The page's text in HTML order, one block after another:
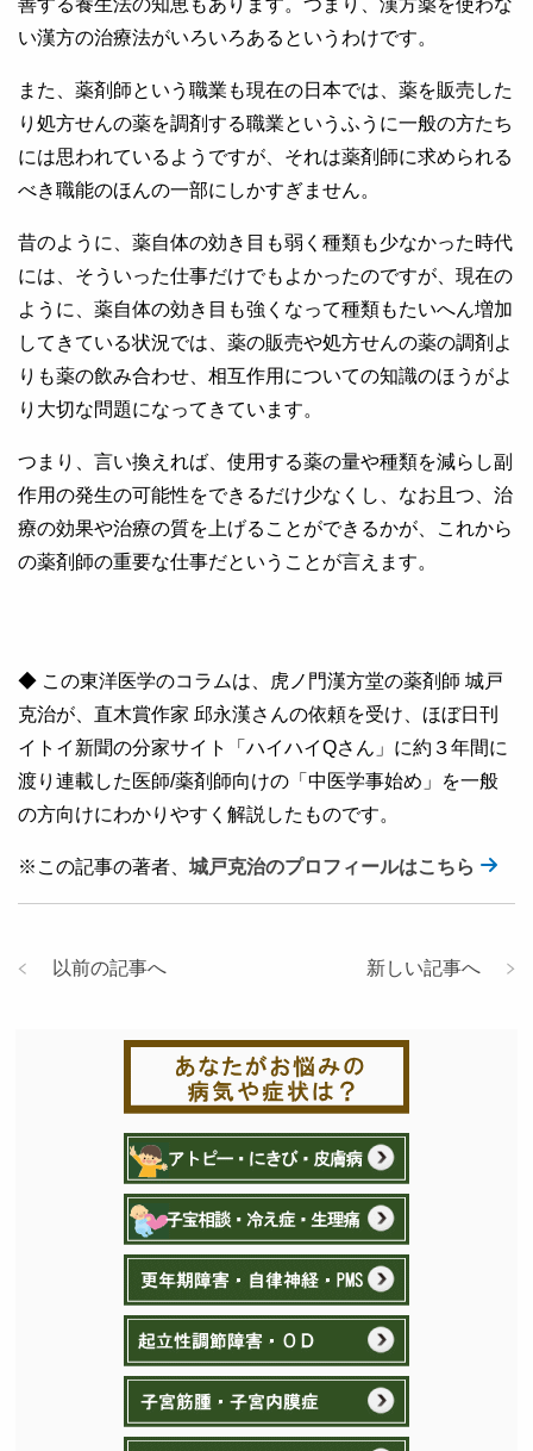
い漢方の治療法がいろいろあるというわけです。
また、薬剤師という職業も現在の日本では、薬を販売した
り処方せんの薬を調剤する職業というふうに一般の方たち
には思われているようですが、それは薬剤師に求められる
べき職能のほんの一部にしかすぎません。
昔のように、薬自体の効き目も弱く種類も少なかった時代
には、そういった仕事だけでもよかったのですが、現在の
ように、薬自体の効き目も強くなって種類もたいへん増加
してきている状況では、薬の販売や処方せんの薬の調剤よ
りも薬の飲み合わせ、相互作用についての知識のほうがよ
り大切な問題になってきています。
つまり、言い換えれば、使用する薬の量や種類を減らし副
作用の発生の可能性をできるだけ少なくし、なお且つ、治
療の効果や治療の質を上げることができるかが、これから
の薬剤師の重要な仕事だということが言えます。
◆ この東洋医学のコラムは、虎ノ門漢方堂の薬剤師 城戸
克治が、直木賞作家 邱永漢さんの依頼を受け、ほぼ日刊
イトイ新聞の分家サイト「ハイハイQさん」に約３年間に
渡り連載した医師/薬剤師向けの「中医学事始め」を一般
の方向けにわかりやすく解説したものです。
※この記事の著者、 城戸克治のプロフィールはこちら
新しい記事へ
以前の記事へ